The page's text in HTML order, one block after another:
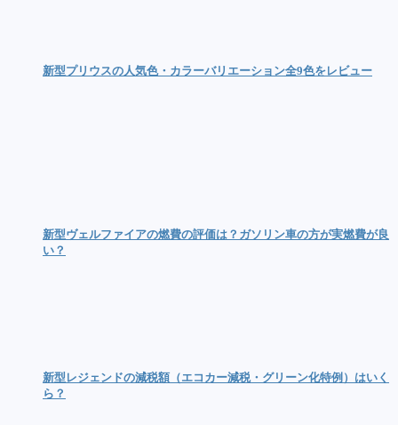
新型プリウスの人気色・カラーバリエーション全9色をレビュー
新型ヴェルファイアの燃費の評価は？ガソリン車の方が実燃費が良
い？
新型レジェンドの減税額（エコカー減税・グリーン化特例）はいく
ら？